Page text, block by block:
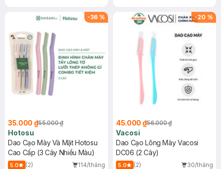
-36 %
35.000 ₫55.000 ₫
Hotosu
Dao Cạo Mày Và Mặt Hotosu
Cao Cấp (3 Cây Nhiều Màu)
5.0 (2)
114/tháng
-20 %
45.000 ₫56.000 ₫
Vacosi
Dao Cạo Lông Mày Vacosi
DC06 (2 Cây)
5.0 (2)
30/tháng